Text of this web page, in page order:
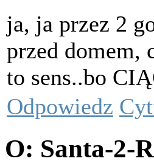
ja, ja przez 2
przed domem,
to sens..bo
Odpowiedz
O: Santa-2-